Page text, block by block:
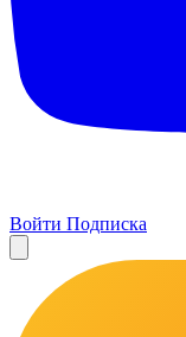
Войти Подписка